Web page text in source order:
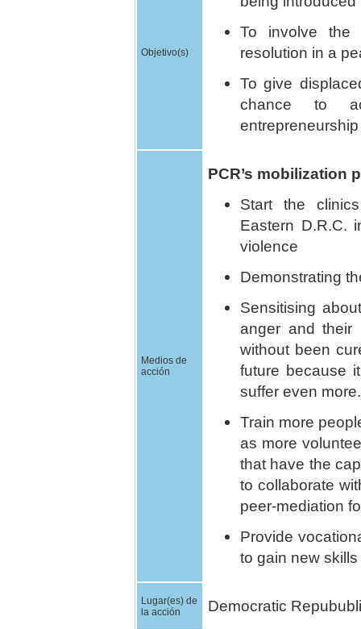
Objetivo(s)
To involve
resolution in a
To give
chance to
Medios de
acción
PCR’s mobilization
Start the
Eastern D.R.C.
violence
Demonstrating
Sensitising
anger and their
without been
future because
suffer even more.
Train more
as more
that have the
to collaborate
peer-mediation
Provide
to gain new
Lugar(es) de
la acción
Democratic